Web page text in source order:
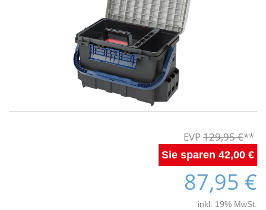
129,95 €
42,00 €
87,95 €
inkl. 19% MwSt.